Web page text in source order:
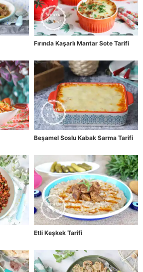
Fırında Kaşarlı Mantar Sote Tarifi
Beşamel Soslu Kabak Sarma Tarifi
Etli Keşkek Tarifi